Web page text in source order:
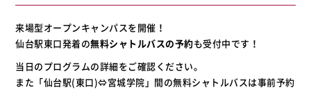
来場型オープンキャンパスを開催！
仙台駅東口発着の無料シャトルバスの予約も受付中です！
当日のプログラムの詳細をご確認ください。
また「仙台駅(東口)⇔宮城学院」間の無料シャトルバスは事前予約